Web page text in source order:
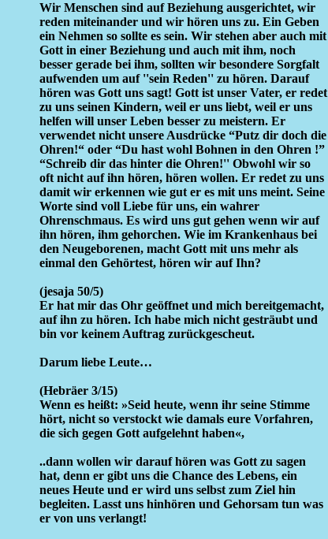
Wir Menschen sind auf Beziehung ausgerichtet, wir
reden miteinander und wir hören uns zu. Ein Geben
ein Nehmen so sollte es sein. Wir stehen aber auch mit
Gott in einer Beziehung und auch mit ihm, noch
besser gerade bei ihm, sollten wir besondere Sorgfalt
aufwenden um auf ''sein Reden'' zu hören. Darauf
hören was Gott uns sagt! Gott ist unser Vater, er redet
zu uns seinen Kindern, weil er uns liebt, weil er uns
helfen will unser Leben besser zu meistern. Er
verwendet nicht unsere Ausdrücke “Putz dir doch die
Ohren!“ oder “Du hast wohl Bohnen in den Ohren !”
“Schreib dir das hinter die Ohren!'' Obwohl wir so
oft nicht auf ihn hören, hören wollen. Er redet zu uns
damit wir erkennen wie gut er es mit uns meint. Seine
Worte sind voll Liebe für uns, ein wahrer
Ohrenschmaus. Es wird uns gut gehen wenn wir auf
ihn hören, ihm gehorchen. Wie im Krankenhaus bei
den Neugeborenen, macht Gott mit uns mehr als
einmal den Gehörtest, hören wir auf Ihn?
(jesaja 50/5)
Er hat mir das Ohr geöffnet und mich bereitgemacht,
auf ihn zu hören. Ich habe mich nicht gesträubt und
bin vor keinem Auftrag zurückgescheut.
Darum liebe Leute…
(Hebräer 3/15)
Wenn es heißt: »Seid heute, wenn ihr seine Stimme
hört, nicht so verstockt wie damals eure Vorfahren,
die sich gegen Gott aufgelehnt haben«,
..dann wollen wir darauf hören was Gott zu sagen
hat, denn er gibt uns die Chance des Lebens, ein
neues Heute und er wird uns selbst zum Ziel hin
begleiten. Lasst uns hinhören und Gehorsam tun was
er von uns verlangt!